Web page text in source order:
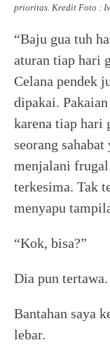
prioritas. Kredit Foto :
“Baju gua tuh
aturan tiap hari
Celana pendek
dipakai.
karena tiap hari
seorang
menjalani
terkesima. Tak
menyapu
“Kok, bisa?”
Dia pun
Bantahan saya
lebar.